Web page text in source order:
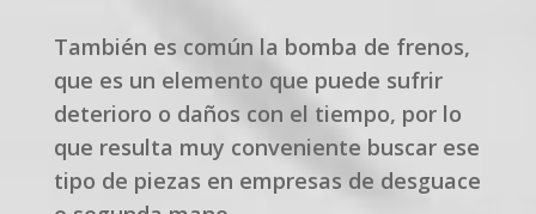
También es común la bomba de frenos,
que es un elemento que puede sufrir
deterioro o daños con el tiempo, por lo
que resulta muy conveniente buscar ese
tipo de piezas en empresas de desguace